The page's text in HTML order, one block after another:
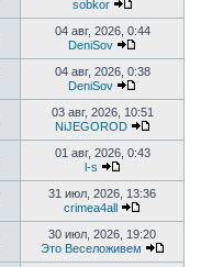
sobkor
04 авг, 2026, 0:44
DeniSov
04 авг, 2026, 0:38
DeniSov
03 авг, 2026, 10:51
NiJEGOROD
01 авг, 2026, 0:43
l-s
31 июл, 2026, 13:36
crimea4all
30 июл, 2026, 19:20
Это Веселоживем